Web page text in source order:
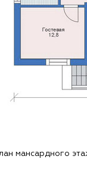
мансардного